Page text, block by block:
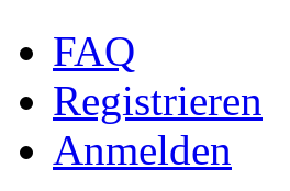
FAQ
Registrieren
Anmelden